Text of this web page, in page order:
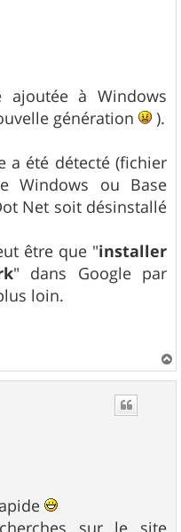
ajoutée à Windows
génération
).
a été détecté (fichier
Windows ou Base
Net soit désinstallé
être que "installer
" dans Google par
loin.
a
sur le site